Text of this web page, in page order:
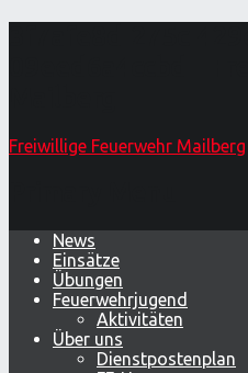
Freiwillige Feuerwehr Mailberg
News
Einsätze
Übungen
Feuerwehrjugend
Aktivitäten
Über uns
Dienstpostenplan